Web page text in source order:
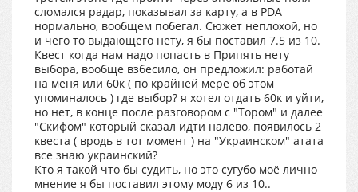
сломался радар, показывал за карту, а в PDA
нормально, вообщем побегал. Сюжет неплохой, но
и чего то выдающего нету, я бы поставил 7.5 из 10.
Квест когда нам надо попасть в Припять нету
выбора, вообще взбесило, он предложил: работай
на меня или 60к ( по крайней мере об этом
упоминалось ) где выбор? я хотел отдать 60к и уйти,
но нет, в конце после разговором с "Тором" и далее
"Скифом" который сказал идти налево, появилось 2
квеста ( вродь в тот момент ) на "Украинском" атата
все знаю украинский?
Кто я такой что бы судить, но это сугубо моё лично
мнение я бы поставил этому моду 6 из 10..